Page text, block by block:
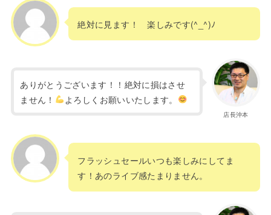
絶対に見ます！ 楽しみです(^_^)ﾉ
店長沖本
ありがとうございます！！絶対に損はさせ
ません！
よろしくお願いいたします。
フラッシュセールいつも楽しみにしてま
す！あのライブ感たまりません。